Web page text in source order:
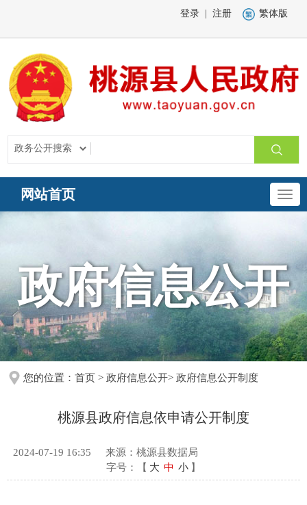
登录 注册 繁体版
网站首页
政府信息公开
您的位置： 首页 > 政府信息公开> 政府信息公开制度
桃源县政府信息依申请公开制度
2024-07-19 16:35
来源：桃源县数据局
字号：【 大 中 小 】